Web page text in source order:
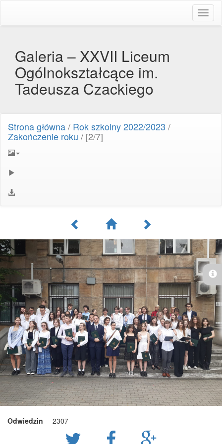
Galeria – XXVII Liceum
Ogólnokształcące im.
Tadeusza Czackiego
Strona główna/ Rok szkolny 2022/2023 /
Zakończenie roku / [2/7]
Odwiedzin 2307